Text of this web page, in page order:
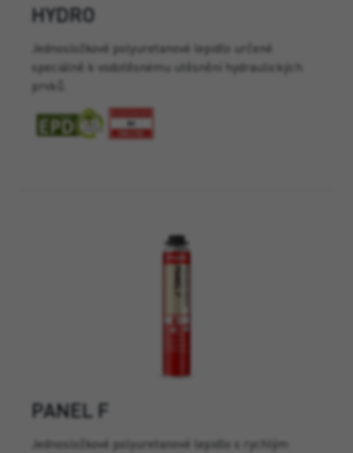
HYDRO
Jednosložkové polyuretanové lepidlo určené
speciálně k vodotěsnému utěsnění hydraulických
prvků.
PANEL F
Jednosložkové polyuretanové lepidlo s rychlým